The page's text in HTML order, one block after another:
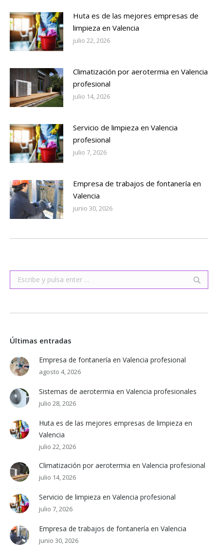
Huta es de las mejores empresas de
limpieza en Valencia
julio 22, 2026
Climatización por aerotermia en Valencia
profesional
julio 14, 2026
Servicio de limpieza en Valencia
profesional
julio 7, 2026
Empresa de trabajos de fontanería en
Valencia
junio 30, 2026
Buscar:
Últimas entradas
Empresa de fontanería en Valencia profesional
agosto 4, 2026
Sistemas de aerotermia en Valencia profesionales
julio 28, 2026
Huta es de las mejores empresas de limpieza en
Valencia
julio 22, 2026
Climatización por aerotermia en Valencia profesional
julio 14, 2026
Servicio de limpieza en Valencia profesional
julio 7, 2026
Empresa de trabajos de fontanería en Valencia
junio 30, 2026